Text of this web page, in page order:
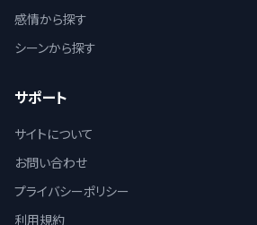
感情から探す
シーンから探す
サポート
サイトについて
お問い合わせ
プライバシーポリシー
利用規約